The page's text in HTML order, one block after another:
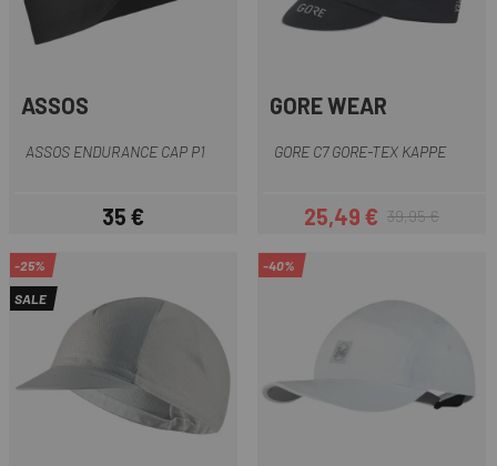
ASSOS
ASSOS ENDURANCE CAP P1
Preis
35 €
GORE WEAR
GORE C7 GORE-TEX KAPPE
Preis
25,49 €Regulärer Preis
39,95 €
-25%
SALE
-40%